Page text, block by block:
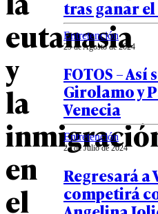
eutanasia
y
la
en
el
tras ganar el
Entretención
29 de Agosto de 2024
FOTOS –
Girolamo y
Venecia
Entretención
24 de Julio de 2024
Regresará a
competirá